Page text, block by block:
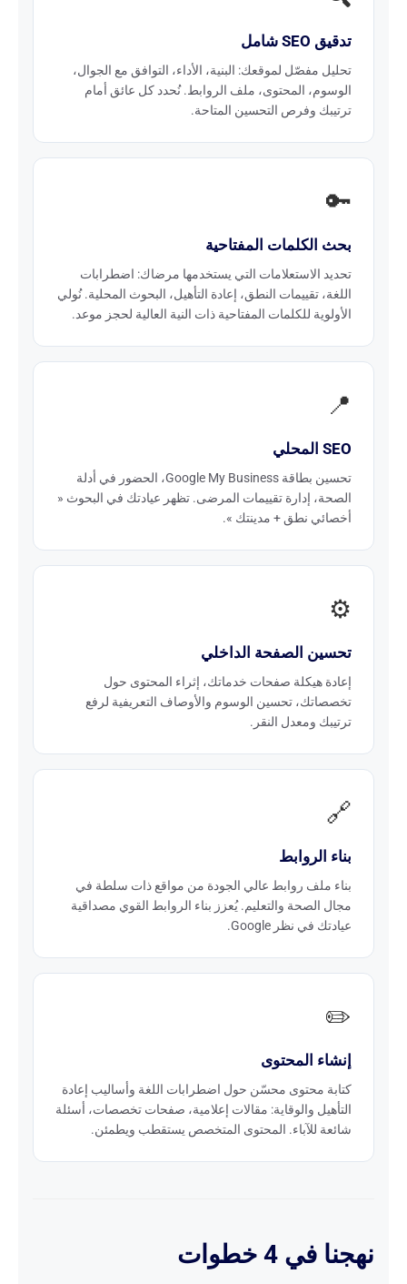
تدقيق SEO شامل
تحليل مفصّل لموقعك: البنية، الأداء، التوافق مع الجوال،
الوسوم، المحتوى، ملف الروابط. نُحدد كل عائق أمام
ترتيبك وفرص التحسين المتاحة.
🔑
بحث الكلمات المفتاحية
تحديد الاستعلامات التي يستخدمها مرضاك: اضطرابات
اللغة، تقييمات النطق، إعادة التأهيل، البحوث المحلية. نُولي
الأولوية للكلمات المفتاحية ذات النية العالية لحجز موعد.
📍
SEO المحلي
تحسين بطاقة Google My Business، الحضور في أدلة
الصحة، إدارة تقييمات المرضى. تظهر عيادتك في البحوث «
أخصائي نطق + مدينتك ».
⚙️
تحسين الصفحة الداخلي
إعادة هيكلة صفحات خدماتك، إثراء المحتوى حول
تخصصاتك، تحسين الوسوم والأوصاف التعريفية لرفع
ترتيبك ومعدل النقر.
🔗
بناء الروابط
بناء ملف روابط عالي الجودة من مواقع ذات سلطة في
مجال الصحة والتعليم. يُعزز بناء الروابط القوي مصداقية
عيادتك في نظر Google.
✏️
إنشاء المحتوى
كتابة محتوى محسّن حول اضطرابات اللغة وأساليب إعادة
التأهيل والوقاية: مقالات إعلامية، صفحات تخصصات، أسئلة
شائعة للآباء. المحتوى المتخصص يستقطب ويطمئن.
نهجنا في 4 خطوات